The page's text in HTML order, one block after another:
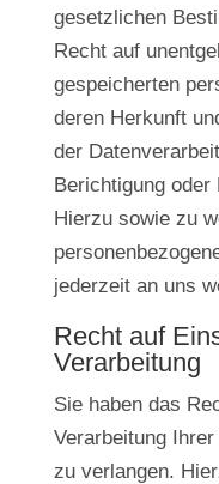
gesetzlichen
Recht auf
gespeicherten
deren Herkunft
der
Berichtigung oder
Hierzu sowie zu
jederzeit an uns
Recht auf
Verarbeitung
Sie haben das
Verarbeitung
zu verlangen.